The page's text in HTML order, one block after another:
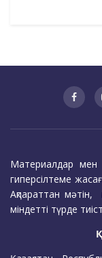
Материалдар мен
гиперсілтеме
Ақпараттан мәтін,
міндетті түрде